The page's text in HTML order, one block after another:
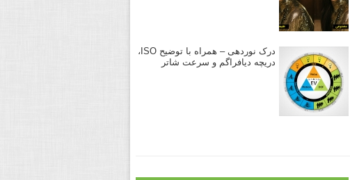
درک نوردهی – همراه با توضیح ISO،
دریچه دیافراگم و سرعت شاتر